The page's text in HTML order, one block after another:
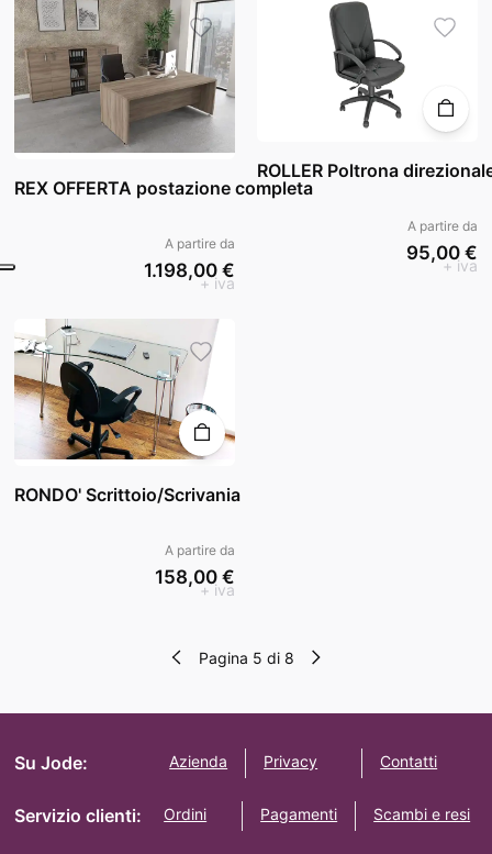
REX OFFERTA postazione completa
A partire da
1.198,00 €
+ iva
ROLLER Poltrona
A partire da
95,00 €
+ iva
RONDO' Scrittoio/Scrivania
A partire da
158,00 €
+ iva
Pagina 5 di 8
Su Jode: Azienda Privacy Contatti
Servizio clienti: Ordini Pagamenti Scambi e resi